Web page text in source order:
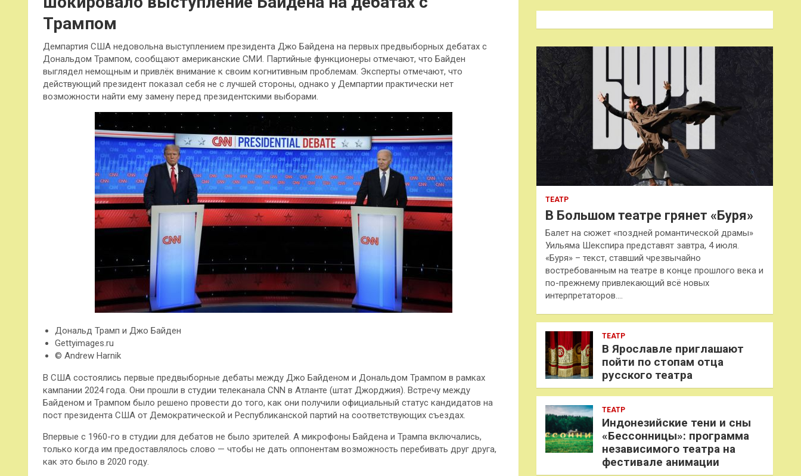
Трампом
Демпартия США недовольна выступлением президента Джо Байдена на первых предвыборных дебатах с
Дональдом Трампом, сообщают американские СМИ. Партийные функционеры отмечают, что Байден
выглядел немощным и привлёк внимание к своим когнитивным проблемам. Эксперты отмечают, что
действующий президент показал себя не с лучшей стороны, однако у Демпартии практически нет
возможности найти ему замену перед президентскими выборами.
Дональд Трамп и Джо Байден
Gettyimages.ru
© Andrew Harnik
В США состоялись первые предвыборные дебаты между Джо Байденом и Дональдом Трампом в рамках
кампании 2024 года. Они прошли в студии телеканала CNN в Атланте (штат Джорджия). Встречу между
Байденом и Трампом было решено провести до того, как они получили официальный статус кандидатов на
пост президента США от Демократической и Республиканской партий на соответствующих съездах.
Впервые с 1960-го в студии для дебатов не было зрителей. А микрофоны Байдена и Трампа включались,
только когда им предоставлялось слово — чтобы не дать оппонентам возможность перебивать друг друга,
как это было в 2020 году.
к
ТЕАТР
В Большом театре грянет «Буря»
Балет на сюжет «поздней романтической драмы»
Уильяма Шекспира представят завтра, 4 июля.
«Буря» – текст, ставший чрезвычайно
востребованным на театре в конце прошлого века и
по-прежнему привлекающий всё новых
интерпретаторов.…
ТЕАТР
В Ярославле приглашают
пойти по стопам отца
русского театра
ТЕАТР
Индонезийские тени и сны
«Бессонницы»: программа
независимого театра на
фестивале анимации